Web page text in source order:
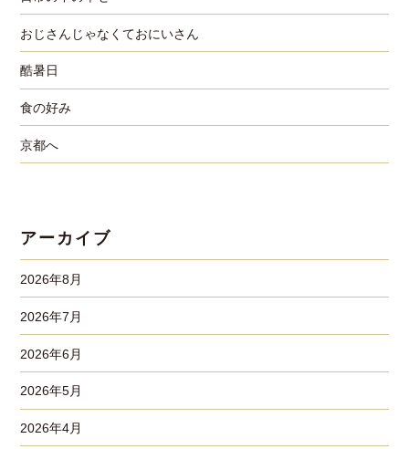
おじさんじゃなくておにいさん
酷暑日
食の好み
京都へ
アーカイブ
2026年8月
2026年7月
2026年6月
2026年5月
2026年4月